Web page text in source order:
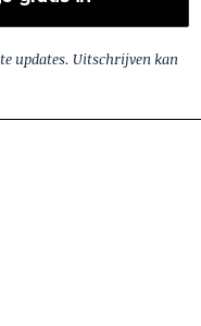
updates. Uitschrijven kan